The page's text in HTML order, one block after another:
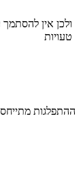
טעויות
ההתפלגות